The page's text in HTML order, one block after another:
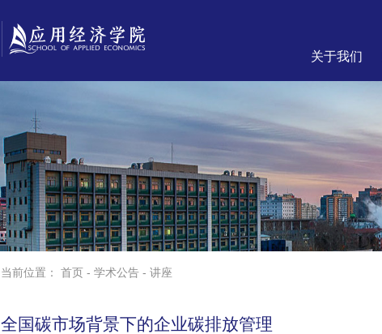
关于我们
当前位置：首页 -学术公告 -讲座
全国碳市场背景下的企业碳排放管理